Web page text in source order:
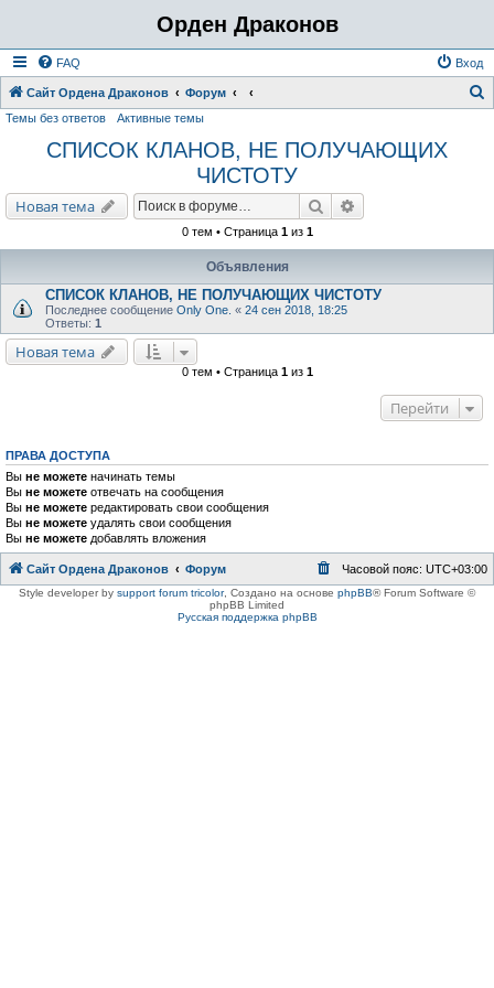
Орден Драконов
FAQ Вход
Сайт Ордена Драконов Форум
Темы без ответов Активные темы
СПИСОК КЛАНОВ, НЕ ПОЛУЧАЮЩИХ
ЧИСТОТУ
Новая тема Поиск
0 тем • Страница 1из 1
Объявления
СПИСОК КЛАНОВ, НЕ ПОЛУЧАЮЩИХ ЧИСТОТУ
Последнее сообщение Only One. « 24 сен 2018, 18:25
Ответы: 1
Новая тема
0 тем • Страница 1из 1
Перейти
ПРАВА ДОСТУПА
Вы не можете начинать темы
Вы не можете отвечать на сообщения
Вы не можете редактировать свои сообщения
Вы не можете удалять свои сообщения
Вы не можете добавлять вложения
Сайт Ордена Драконов Форум Часовой пояс: UTC+03:00
Style developer by support forum tricolor, Создано на основе phpBB® Forum Software ©
phpBB Limited
Русская поддержка phpBB